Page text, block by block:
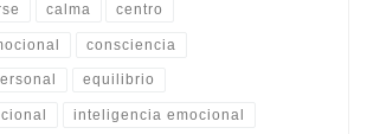
calma centro
consciencia
equilibrio
inteligencia emocional